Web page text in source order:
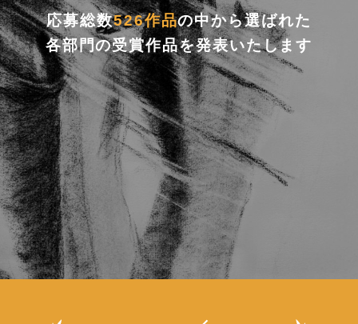
応募総数526作品の中から選ばれた
各部門の受賞作品を発表いたします